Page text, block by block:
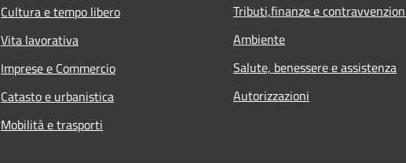
Cultura e tempo libero
Vita lavorativa
Imprese e Commercio
Catasto e urbanistica
Mobilità e trasporti
Tributi,finanze e
Ambiente
Salute, benessere e assistenza
Autorizzazioni